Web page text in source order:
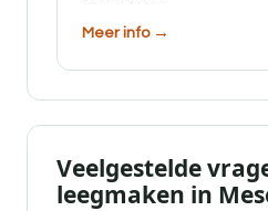
Meer info →
Veelgestelde
leegmaken in